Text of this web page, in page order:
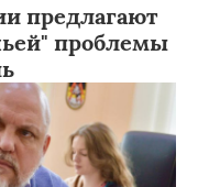
предлагают
проблемы